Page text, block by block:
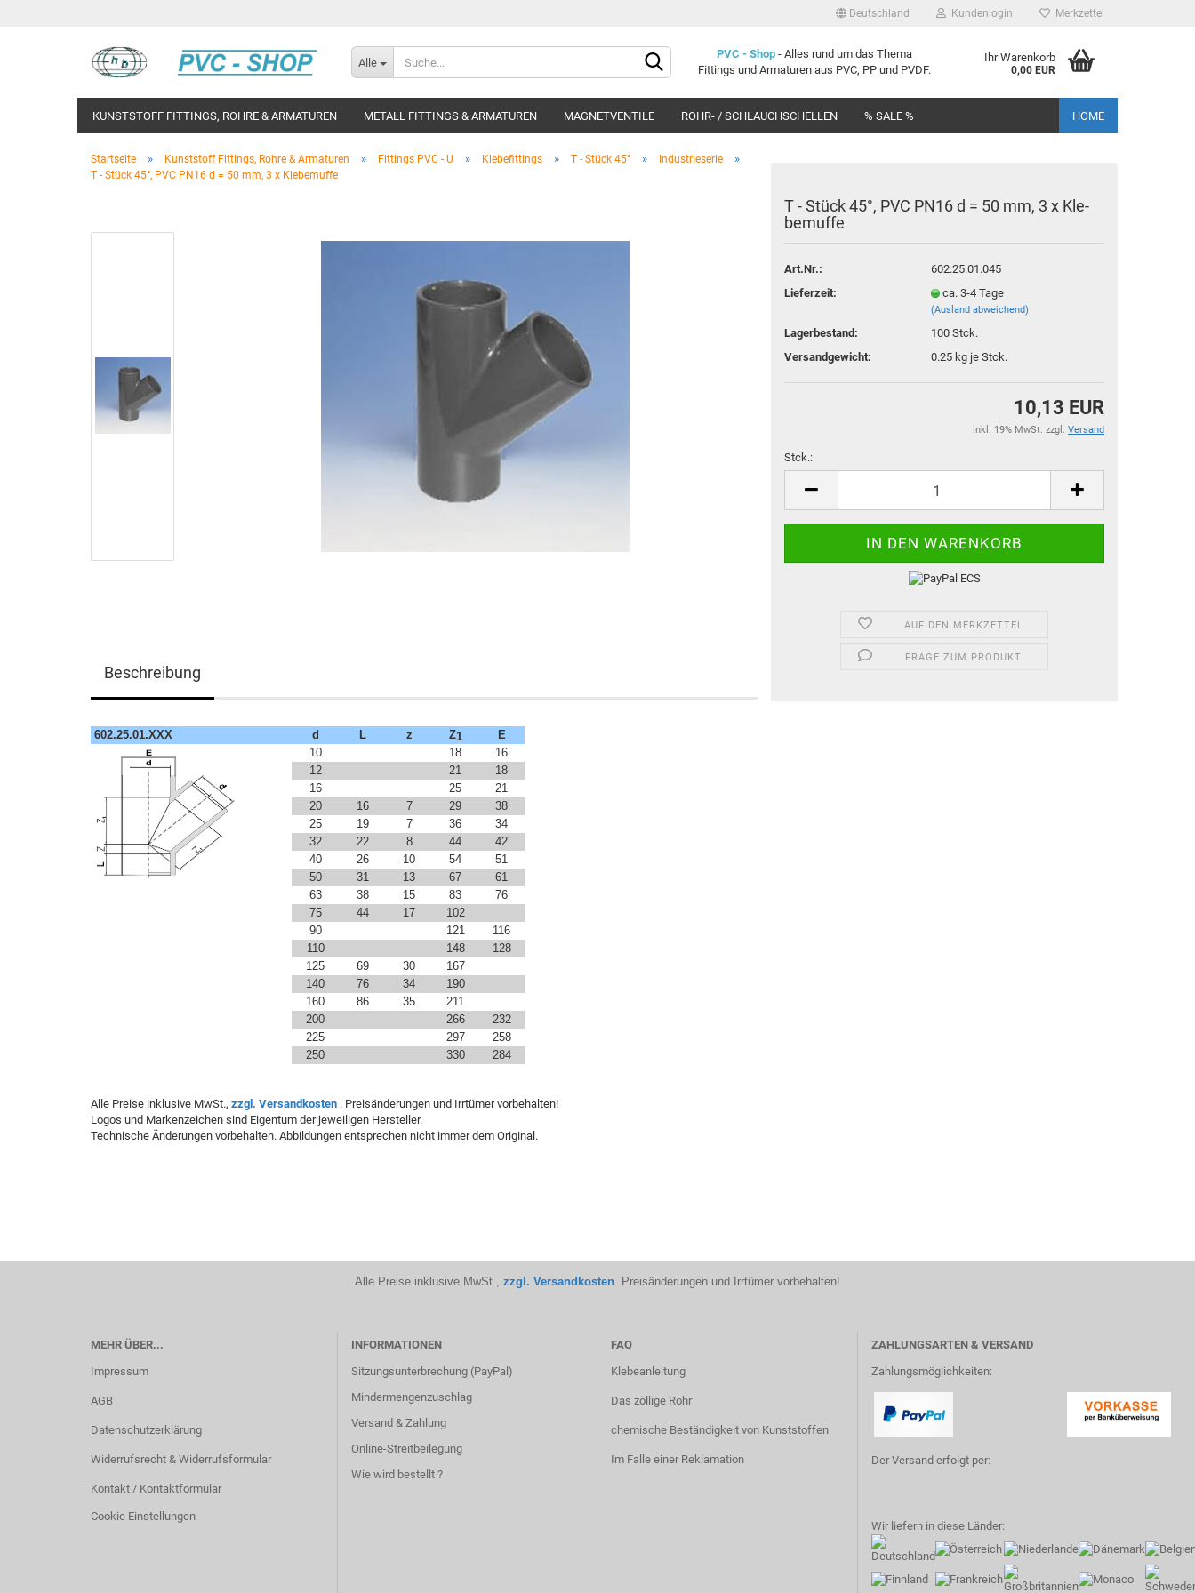
Deutschland
Lieferland
Kundenlogin Merkzettel
Alle
PVC - Shop- Alles rund um das Thema
Fittings und Armaturen aus PVC, PP und PVDF.
Ihr Warenkorb
0,00 EUR
KUNSTSTOFF FITTINGS, ROHRE & ARMATUREN METALL FITTINGS & ARMATUREN MAGNETVENTILE ROHR- / SCHLAUCHSCHELLEN % SALE % HOME
Startseite » Kunststoff Fittings, Rohre & Armaturen » Fittings PVC - U » Klebefittings » T - Stück 45° » Industrieserie »
T - Stück 45°, PVC PN16 d = 50 mm, 3 x Klebemuffe
T - Stück 45°, PVC PN16 d = 50 mm, 3 x Kle­
be­muf­fe
Art.Nr.:
602.25.01.045
Lieferzeit:
ca. 3-4 Tage
(Ausland abweichend)
Lagerbestand: 100 Stck.
Versandgewicht:
0.25 kg je Stck.
10,13 EUR
inkl. 19% MwSt. zzgl. Versand
Stck.:
Stck.
AUF DEN MERKZETTEL
FRAGE ZUM PRODUKT
Beschreibung
602.25.01.XXX d L z Z1
E
10
18
16
12
21
18
16
25
21
20
16 7 29
38
25
19 7 36
34
32
22 8 44
42
40
26 10 54
51
50
31 13 67
61
63
38 15 83
76
75
44 17
102
90
121
116
110
148
128
125
69 30
167
140
76 34
190
160
86 35
211
200
266
232
225
297
258
250
330 284
Alle Preise inklusive MwSt., zzgl. Versandkosten . Preisänderungen und Irrtümer vorbehalten!
Logos und Markenzeichen sind Eigentum der jeweiligen Hersteller.
Technische Änderungen vorbehalten. Abbildungen entsprechen nicht immer dem Original.
Alle Preise inklusive MwSt., zzgl. Versandkosten. Preisänderungen und Irrtümer vorbehalten!
MEHR ÜBER...
Impressum
AGB
Datenschutzerklärung
Widerrufsrecht & Widerrufsformular
Kontakt / Kontaktformular
Cookie Einstellungen
INFORMATIONEN
Sitzungsunterbrechung (PayPal)
Mindermengenzuschlag
Versand & Zahlung
Online-Streitbeilegung
Wie wird bestellt ?
FAQ
Klebeanleitung
Das zöllige Rohr
chemische Beständigkeit von Kunststoffen
Im Falle einer Reklamation
ZAHLUNGSARTEN & VERSAND
Zahlungsmöglichkeiten:
Der Versand erfolgt per:
Wir liefern in diese Länder: